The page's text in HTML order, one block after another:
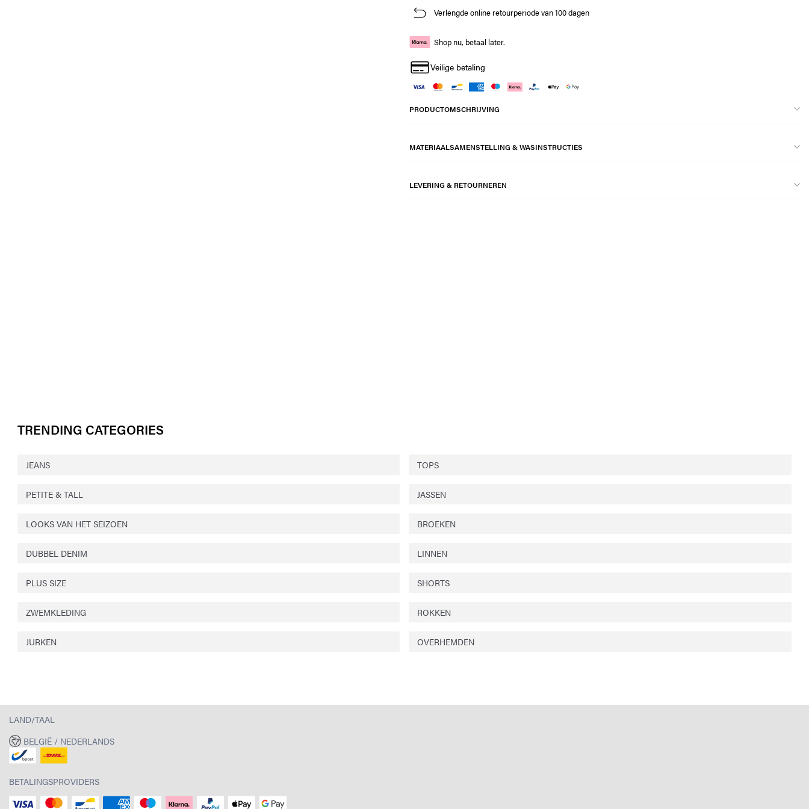
Verlengde online retourperiode van 100 dagen
Shop nu, betaal later.
Veilige betaling
PRODUCTOMSCHRIJVING
MATERIAALSAMENSTELLING & WASINSTRUCTIES
LEVERING & RETOURNEREN
TRENDING CATEGORIES
JEANS TOPS
PETITE & TALL JASSEN
LOOKS VAN HET SEIZOEN BROEKEN
DUBBEL DENIM LINNEN
PLUS SIZE SHORTS
ZWEMKLEDING ROKKEN
JURKEN OVERHEMDEN
LAND/TAAL
BELGIË / NEDERLANDS
BETALINGSPROVIDERS